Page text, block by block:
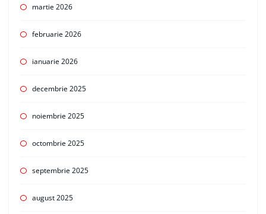
martie 2026
februarie 2026
ianuarie 2026
decembrie 2025
noiembrie 2025
octombrie 2025
septembrie 2025
august 2025